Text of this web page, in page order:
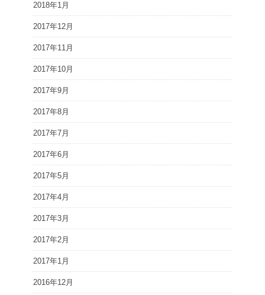
2018年1月
2017年12月
2017年11月
2017年10月
2017年9月
2017年8月
2017年7月
2017年6月
2017年5月
2017年4月
2017年3月
2017年2月
2017年1月
2016年12月